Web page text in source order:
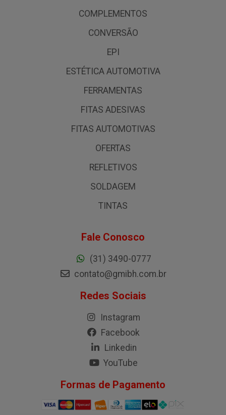
COMPLEMENTOS
CONVERSÃO
EPI
ESTÉTICA AUTOMOTIVA
FERRAMENTAS
FITAS ADESIVAS
FITAS AUTOMOTIVAS
OFERTAS
REFLETIVOS
SOLDAGEM
TINTAS
Fale Conosco
(31) 3490-0777
contato@gmibh.com.br
Redes Sociais
Instagram
Facebook
Linkedin
YouTube
Formas de Pagamento